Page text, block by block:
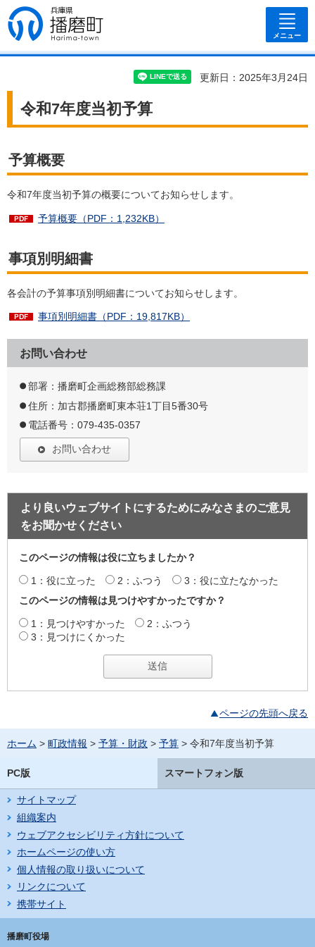
兵庫県 播磨
町
メニュー
更新日：2025年3月24日
令和7年度当初予算
予算概要
令和7年度当初予算の概要についてお知らせします。
予算概要（PDF：1,232KB）
事項別明細書
各会計の予算事項別明細書についてお知らせします。
事項別明細書（PDF：19,817KB）
お問い合わせ
部署：播磨町企画総務部総務課
住所：加古郡播磨町東本荘1丁目5番30号
電話番号：079-435-0357
お問い合わせ
より良いウェブサイトにするためにみなさまのご意見
をお聞かせください
このページの情報は役に立ちましたか？
1：役に立った 2：ふつう
3：役に立たなかった
このページの情報は見つけやすかったですか？
1：見つけやすかった
2：ふつう
3：見つけにくかった
ページの先頭へ戻る
ホーム > 町政情報 > 予算・財政 > 予算 > 令和7年度当初予算
PC版 スマートフォン版
サイトマップ
組織案内
ウェブアクセシビリティ方針について
ホームページの使い方
個人情報の取り扱いについて
リンクについて
携帯サイト
播磨町役場